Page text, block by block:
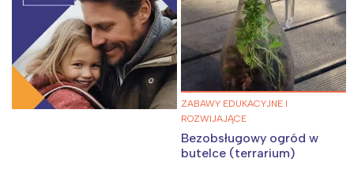
ZABAWY EDUKACYJNE I
ROZWIJAJĄCE
Bezobsługowy ogród w
butelce (terrarium)